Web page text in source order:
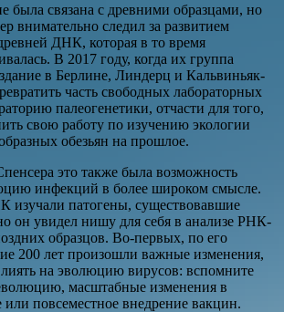
была связана с древними образцами, но
внимательно следил за развитием
ДНК, которая в то время
В 2017 году, когда их группа
в Берлине, Линдерц и Кальвиньяк-
часть свободных лабораторных
палеогенетики, отчасти для того,
свою работу по изучению экологии
обезьян на прошлое.
это также была возможность
инфекций в более широком смысле.
изучали патогены, существовавшие
он увидел нишу для себя в анализе РНК-
образцов. Во-первых, по его
200 лет произошли важные изменения,
на эволюцию вирусов: вспомните
масштабные изменения в
или повсеместное внедрение вакцин.